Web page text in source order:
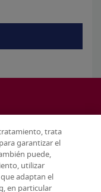
trata
garantizar el
puede,
utilizar
adaptan el
en particular